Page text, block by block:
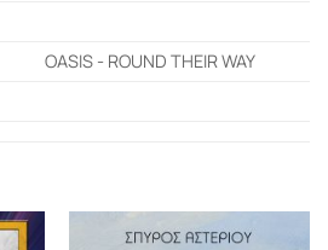
OASIS - ROUND THEIR WAY